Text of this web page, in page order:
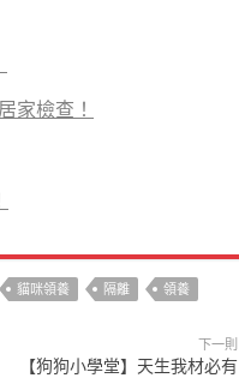
家檢查！
貓咪領養 隔離 領養
下一則
【狗狗小學堂】天生我材必有